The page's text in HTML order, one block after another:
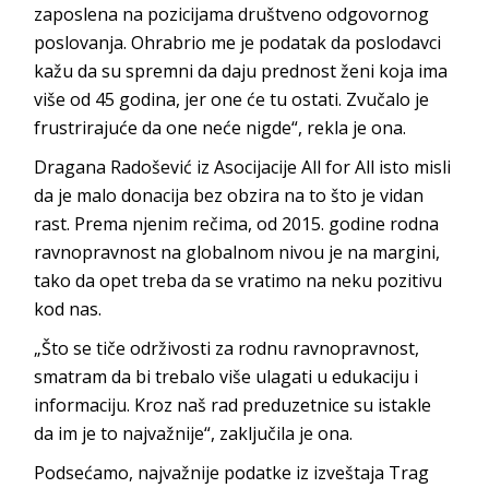
zaposlena na pozicijama društveno odgovornog
poslovanja. Ohrabrio me je podatak da poslodavci
kažu da su spremni da daju prednost ženi koja ima
više od 45 godina, jer one će tu ostati. Zvučalo je
frustrirajuće da one neće nigde“, rekla je ona.
Dragana Radošević iz Asocijacije All for All isto misli
da je malo donacija bez obzira na to što je vidan
rast. Prema njenim rečima, od 2015. godine rodna
ravnopravnost na globalnom nivou je na margini,
tako da opet treba da se vratimo na neku pozitivu
kod nas.
„Što se tiče održivosti za rodnu ravnopravnost,
smatram da bi trebalo više ulagati u edukaciju i
informaciju. Kroz naš rad preduzetnice su istakle
da im je to najvažnije“, zaključila je ona.
Podsećamo, najvažnije podatke iz izveštaja Trag